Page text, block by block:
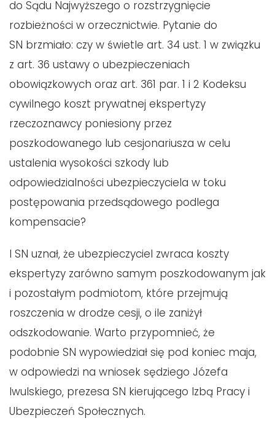
do Sądu Najwyższego o rozstrzygnięcie
rozbieżności w orzecznictwie. Pytanie do
SN brzmiało: czy w świetle art. 34 ust. 1 w związku
z art. 36 ustawy o ubezpieczeniach
obowiązkowych oraz art. 361 par. 1 i 2 Kodeksu
cywilnego koszt prywatnej ekspertyzy
rzeczoznawcy poniesiony przez
poszkodowanego lub cesjonariusza w celu
ustalenia wysokości szkody lub
odpowiedzialności ubezpieczyciela w toku
postępowania przedsądowego podlega
kompensacie?
I SN uznał, że ubezpieczyciel zwraca koszty
ekspertyzy zarówno samym poszkodowanym jak
i pozostałym podmiotom, które przejmują
roszczenia w drodze cesji, o ile zaniżył
odszkodowanie. Warto przypomnieć, że
podobnie SN wypowiedział się pod koniec maja,
w odpowiedzi na wniosek sędziego Józefa
Iwulskiego, prezesa SN kierującego Izbą Pracy i
Ubezpieczeń Społecznych.